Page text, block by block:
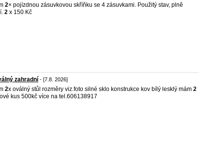
2× pojízdnou zásuvkovou skříňku se 4 zásuvkami. Použitý stav, plně
2 x 150 Kč
zahradní - [7.8. 2026]
2x oválný stůl rozměry viz.foto silné sklo konstrukce kov bílý lesklý mám 2
kus 500kč více na tel.606138917